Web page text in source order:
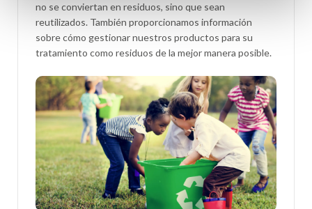
no se conviertan en residuos, sino que sean
reutilizados. También proporcionamos información
sobre cómo gestionar nuestros productos para su
tratamiento como residuos de la mejor manera posible.